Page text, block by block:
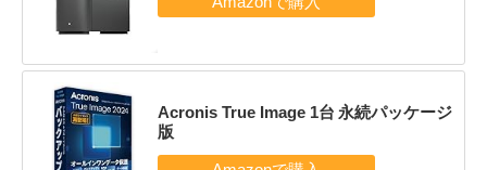
Acronis True Image 1台 永続パッケージ
版